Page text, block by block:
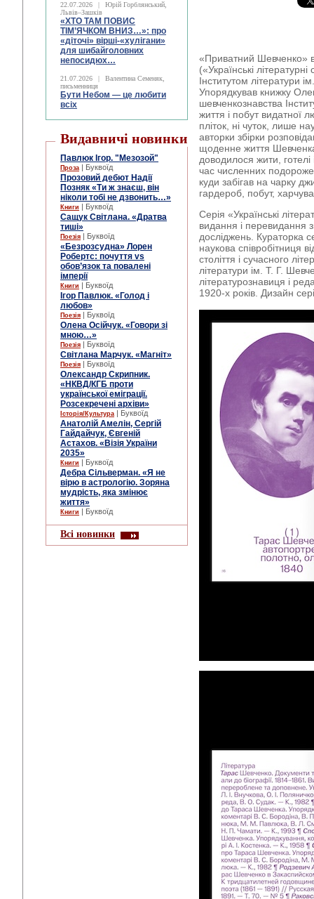
22.07.2026 |
Юрій Горблянський,
Львів–Зашків
«ХТО ТАМ ПОВИС
ТІМ’ЯЧКОМ ВНИЗ…»: про
«діточі» вірші-«хулігани»
для шибайголовних
непосидюх…
21.07.2026 |
Валентина Семеняк,
письменниця
Бути Небом ― це любити
всіх
Видавничі новинки
Павлюк Ігор. "Мезозой"
Проза | Буквоїд
Прозовий дебют Надії
Позняк «Ти ж знаєш, він
ніколи тобі не дзвонить…»
Книги | Буквоїд
Сащук Світлана. «Дратва
тиші»
Поезія | Буквоїд
«Безрозсудна» Лорен
Робертс: почуття vs
обов’язок та повалені
імперії
Книги | Буквоїд
Ігор Павлюк. «Голод і
любов»
Поезія | Буквоїд
Олена Осійчук. «Говори зі
мною…»
Поезія | Буквоїд
Світлана Марчук. «Магніт»
Поезія | Буквоїд
Олександр Скрипник.
«НКВД/КГБ проти
української еміграції.
Розсекречені архіви»
Історія/Культура | Буквоїд
Анатолій Амелін, Сергій
Гайдайчук, Євгеній
Астахов. «Візія України
2035»
Книги | Буквоїд
Дебра Сільверман. «Я не
вірю в астрологію. Зоряна
мудрість, яка змінює
життя»
Книги | Буквоїд
Всі новинки
«Приватний Шевченко»
(«Українські літературні
Інститутом літератури
Упорядкував книжку
шевченкознавства
життя і побут видатної
пліток, ні чуток, лише
авторки збірки
щоденне життя
доводилося жити, готелі
час численних
куди забігав на чарку
гардероб, побут,
Серія «Українські
видання і перевидання
досліджень. Кураторка
наукова співробітниця
століття і сучасного
літератури ім. Т. Г.
літературознавиця і
1920-х років. Дизайн